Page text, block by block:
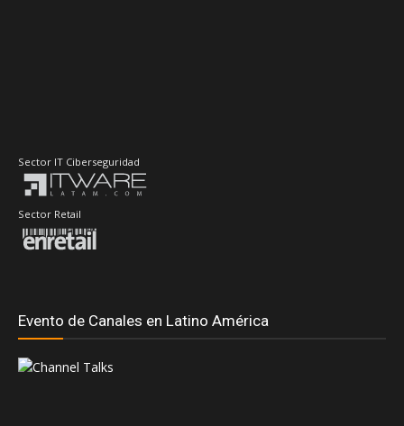
Sector IT Ciberseguridad
Sector Retail
Evento de Canales en Latino América